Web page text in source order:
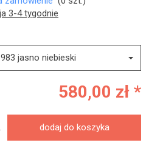
3-4 tygodnie
jasno niebieski
580,00 zł *
dodaj do koszyka